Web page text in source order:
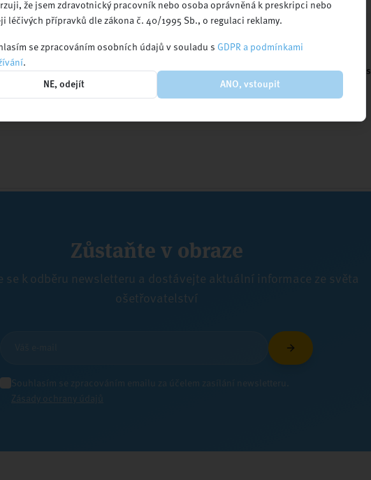
Kalendář akcí Pracovní nabídky Kontaktujte nás
Zůstaňte v obraze
se k odběru newsletteru a dostávejte aktuální informace ze světa
ošetřovatelství
Souhlasím se zpracováním emailu za účelem zasílání newsletteru.
Zásady ochrany údajů
že jsem zdravotnický pracovník nebo osoba oprávněná k preskripci nebo
léčivých přípravků dle zákona č. 40/1995 Sb., o regulaci reklamy.
se zpracováním osobních údajů v souladu s GDPR a podmínkami
.
NE, odejít ANO, vstoupit